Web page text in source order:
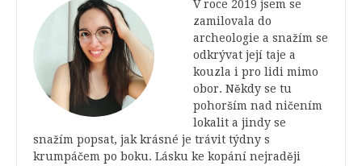
V roce 2019 jsem se
zamilovala do
archeologie a snažím se
odkrývat její taje a
kouzla i pro lidi mimo
obor. Někdy se tu
pohorším nad ničením
lokalit a jindy se
snažím popsat, jak krásné je trávit týdny s
krumpáčem po boku. Lásku ke kopání nejraději